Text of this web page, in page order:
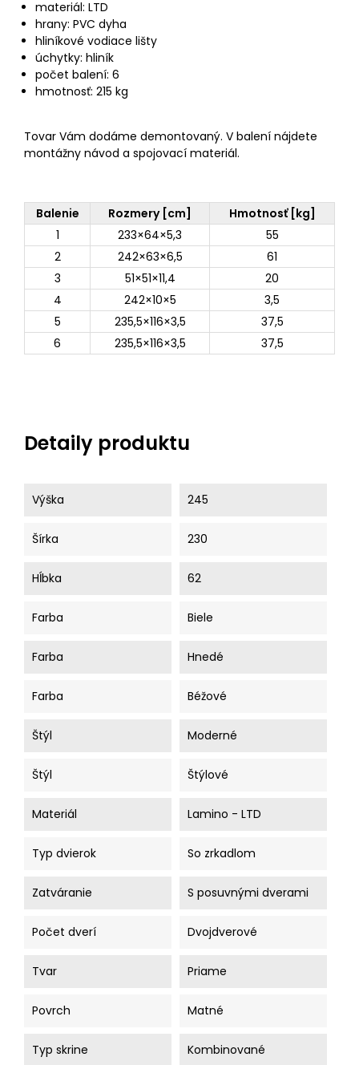
materiál: LTD
hrany: PVC dyha
hliníkové vodiace lišty
úchytky: hliník
počet balení: 6
hmotnosť: 215 kg
Tovar Vám dodáme demontovaný. V balení nájdete
montážny návod a spojovací materiál.
Balenie Rozmery [cm]
Hmotnosť [kg]
1
233×64×5,3
55
2
242×63×6,5
61
3
51×51×11,4
20
4
242×10×5
3,5
5
235,5×116×3,5
37,5
6
235,5×116×3,5 37,5
Detaily produktu
Výška 245
Šírka 230
Hĺbka 62
Farba Biele
Farba Hnedé
Farba Béžové
Štýl Moderné
Štýl Štýlové
Materiál Lamino - LTD
Typ dvierok So zrkadlom
Zatváranie S posuvnými dverami
Počet dverí Dvojdverové
Tvar Priame
Povrch Matné
Typ skrine Kombinované